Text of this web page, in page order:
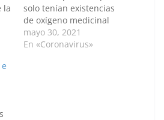
la
solo tenían existencias
de oxígeno medicinal
hasta la tarde de este
sábado 29 de mayo.
mayo 30, 2021
En «Coronavirus»